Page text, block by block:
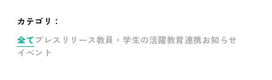
カテゴリ：
全て プレスリリース教員・学生の活躍教育連携お知らせ
イベント